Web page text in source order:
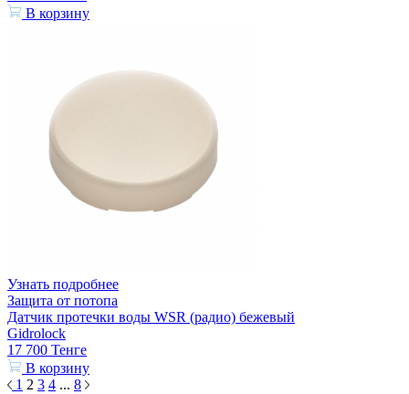
В корзину
Узнать подробнее
Защита от потопа
Датчик протечки воды WSR (радио) бежевый
Gidrolock
17 700 Тенге
В корзину
1 2 3 4 ... 8